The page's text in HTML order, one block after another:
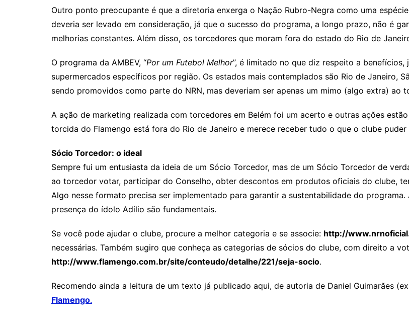
Outro ponto preocupante é que a diretoria enxerga o Nação Rubro-Negra como uma
deveria ser levado em consideração, já que o sucesso do programa, a longo prazo, não é
melhorias constantes. Além disso, os torcedores que moram fora do estado do Rio de
O programa da AMBEV, “Por um Futebol Melhor”, é limitado no que diz respeito a
supermercados específicos por região. Os estados mais contemplados são Rio de Janeiro,
sendo promovidos como parte do NRN, mas deveriam ser apenas um mimo (algo extra) ao
A ação de marketing realizada com torcedores em Belém foi um acerto e outras ações
torcida do Flamengo está fora do Rio de Janeiro e merece receber tudo o que o clube puder
Sócio Torcedor: o ideal
Sempre fui um entusiasta da ideia de um Sócio Torcedor, mas de um Sócio Torcedor de
ao torcedor votar, participar do Conselho, obter descontos em produtos oficiais do clube,
Algo nesse formato precisa ser implementado para garantir a sustentabilidade do
presença do ídolo Adílio são fundamentais.
Se você pode ajudar o clube, procure a melhor categoria e se associe: http://
necessárias. Também sugiro que conheça as categorias de sócios do clube, com direito a
http://www.flamengo.com.br/site/conteudo/detalhe/221/seja-socio.
Recomendo ainda a leitura de um texto já publicado aqui, de autoria de Daniel Guimarães
Flamengo.